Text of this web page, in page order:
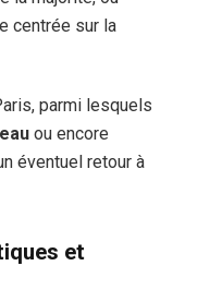
centrée sur la
parmi lesquels
ou encore
éventuel retour à
et